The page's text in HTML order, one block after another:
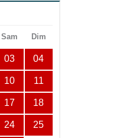
Sam Dim
03 04
10 11
17 18
24 25